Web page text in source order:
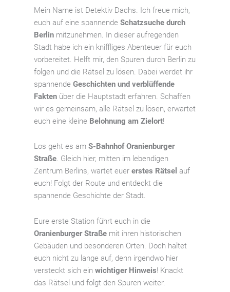
Mein Name ist Detektiv Dachs. Ich freue mich,
euch auf eine spannende Schatzsuche durch
Berlin mitzunehmen. In dieser aufregenden
Stadt habe ich ein kniffliges Abenteuer für euch
vorbereitet. Helft mir, den Spuren durch Berlin zu
folgen und die Rätsel zu lösen. Dabei werdet ihr
spannende Geschichten und verblüffende
Fakten über die Hauptstadt erfahren. Schaffen
wir es gemeinsam, alle Rätsel zu lösen, erwartet
euch eine kleine Belohnung am Zielort!
Los geht es am S-Bahnhof Oranienburger
Straße. Gleich hier, mitten im lebendigen
Zentrum Berlins, wartet euer erstes Rätsel auf
euch! Folgt der Route und entdeckt die
spannende Geschichte der Stadt.
Eure erste Station führt euch in die
Oranienburger Straße mit ihren historischen
Gebäuden und besonderen Orten. Doch haltet
euch nicht zu lange auf, denn irgendwo hier
versteckt sich ein wichtiger Hinweis! Knackt
das Rätsel und folgt den Spuren weiter.